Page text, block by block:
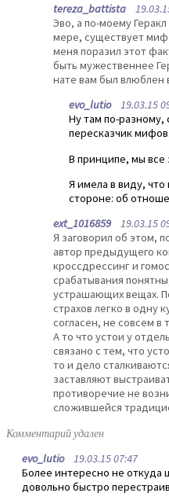
tereza_battista
Эво, а по-моему
мере, существует
меня поразил этот
быть мужественнее
нате вам был влюблен
evo_lutio19.03.15
Ну там по-разному,
пересказчик мифов.
В принципе, мы все
Я имела в виду, что
стороне: об
ext_1016859 19.03.15
Я заговорил об этом,
автор предыдущего
кроссдрессинг и
срабатывания
устрашающих вещах.
страхов легко в одну
согласен, не совсем в
А то что устои у
связано с тем, что
то и дело
заставляют
противоречие не
сложившейся
Комментарий удален
evo_lutio19.03.15 07:47
Более интересно не откуда
довольно быстро